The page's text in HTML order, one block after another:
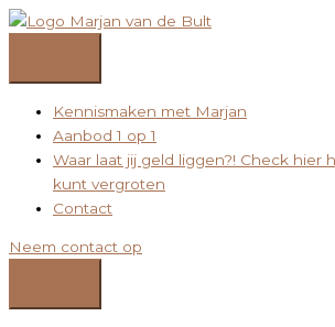
Ga
Kennismaken met Marjan
Aanbod 1 op 1
Waar laat jij geld liggen?! Check hier
kunt vergroten
Contact
Neem contact op